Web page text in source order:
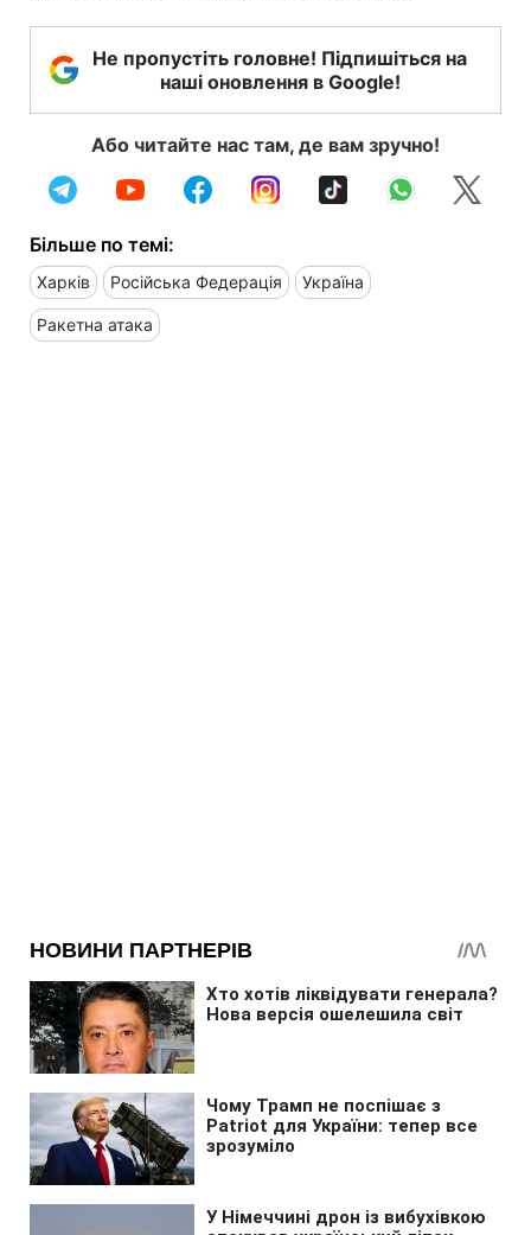
Не пропустіть головне! Підпишіться на
наші оновлення в Google!
Або читайте нас там, де вам зручно!
Більше по темі:
Харків Російська Федерація Україна
Ракетна атака